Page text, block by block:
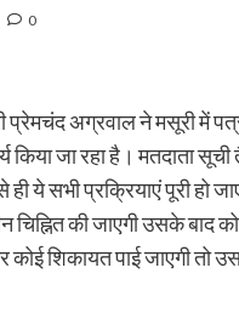
0
प्रेमचंद अग्रवाल ने मसूरी में
किया जा रहा है। मतदाता
ही ये सभी प्रक्रियाएं पूरी
की जाएगी उसके बाद
शिकायत पाई जाएगी तो